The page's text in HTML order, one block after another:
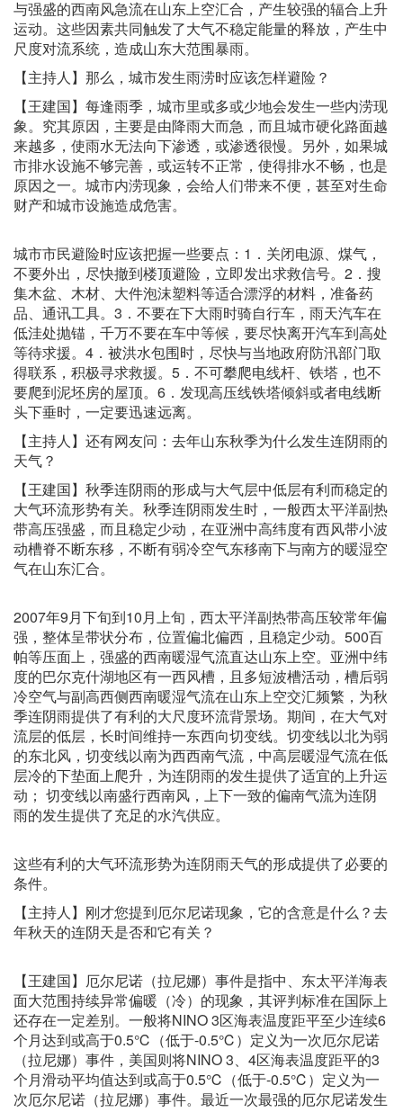
与强盛的西南风急流在山东上空汇合，产生较强的辐合上升
运动。这些因素共同触发了大气不稳定能量的释放，产生中
尺度对流系统，造成山东大范围暴雨。
【主持人】那么，城市发生雨涝时应该怎样避险？
【王建国】每逢雨季，城市里或多或少地会发生一些内涝现
象。究其原因，主要是由降雨大而急，而且城市硬化路面越
来越多，使雨水无法向下渗透，或渗透很慢。另外，如果城
市排水设施不够完善，或运转不正常，使得排水不畅，也是
原因之一。城市内涝现象，会给人们带来不便，甚至对生命
财产和城市设施造成危害。
城市市民避险时应该把握一些要点：1．关闭电源、煤气，
不要外出，尽快撤到楼顶避险，立即发出求救信号。2．搜
集木盆、木材、大件泡沫塑料等适合漂浮的材料，准备药
品、通讯工具。3．不要在下大雨时骑自行车，雨天汽车在
低洼处抛锚，千万不要在车中等候，要尽快离开汽车到高处
等待求援。4．被洪水包围时，尽快与当地政府防汛部门取
得联系，积极寻求救援。5．不可攀爬电线杆、铁塔，也不
要爬到泥坯房的屋顶。6．发现高压线铁塔倾斜或者电线断
头下垂时，一定要迅速远离。
【主持人】还有网友问：去年山东秋季为什么发生连阴雨的
天气？
【王建国】秋季连阴雨的形成与大气层中低层有利而稳定的
大气环流形势有关。秋季连阴雨发生时，一般西太平洋副热
带高压强盛，而且稳定少动，在亚洲中高纬度有西风带小波
动槽脊不断东移，不断有弱冷空气东移南下与南方的暖湿空
气在山东汇合。
2007年9月下旬到10月上旬，西太平洋副热带高压较常年偏
强，整体呈带状分布，位置偏北偏西，且稳定少动。500百
帕等压面上，强盛的西南暖湿气流直达山东上空。亚洲中纬
度的巴尔克什湖地区有一西风槽，且多短波槽活动，槽后弱
冷空气与副高西侧西南暖湿气流在山东上空交汇频繁，为秋
季连阴雨提供了有利的大尺度环流背景场。期间，在大气对
流层的低层，长时间维持一东西向切变线。切变线以北为弱
的东北风，切变线以南为西西南气流，中高层暖湿气流在低
层冷的下垫面上爬升，为连阴雨的发生提供了适宜的上升运
动； 切变线以南盛行西南风，上下一致的偏南气流为连阴
雨的发生提供了充足的水汽供应。
这些有利的大气环流形势为连阴雨天气的形成提供了必要的
条件。
【主持人】刚才您提到厄尔尼诺现象，它的含意是什么？去
年秋天的连阴天是否和它有关？
【王建国】厄尔尼诺（拉尼娜）事件是指中、东太平洋海表
面大范围持续异常偏暖（冷）的现象，其评判标准在国际上
还存在一定差别。一般将NINO 3区海表温度距平至少连续6
个月达到或高于0.5℃（低于-0.5℃）定义为一次厄尔尼诺
（拉尼娜）事件，美国则将NINO 3、4区海表温度距平的3
个月滑动平均值达到或高于0.5℃（低于-0.5℃）定义为一
次厄尔尼诺（拉尼娜）事件。最近一次最强的厄尔尼诺发生